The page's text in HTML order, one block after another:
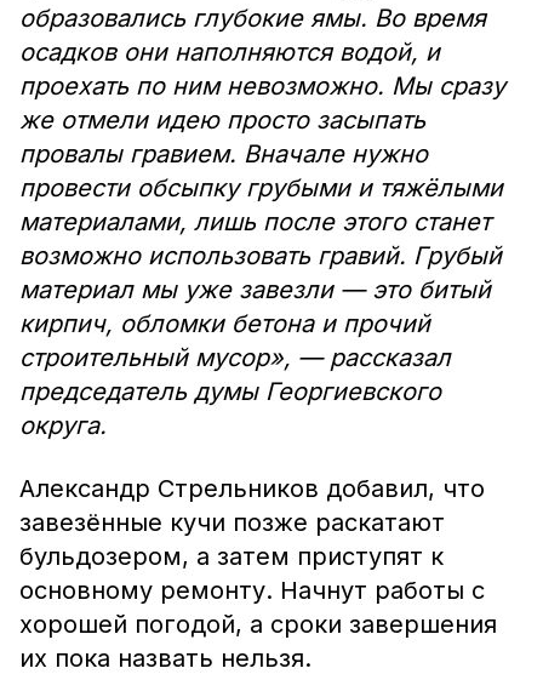
образовались глубокие ямы. Во время
осадков они наполняются водой, и
проехать по ним невозможно. Мы сразу
же отмели идею просто засыпать
провалы гравием. Вначале нужно
провести обсыпку грубыми и тяжёлыми
материалами, лишь после этого станет
возможно использовать гравий. Грубый
материал мы уже завезли — это битый
кирпич, обломки бетона и прочий
строительный мусор», — рассказал
председатель думы Георгиевского
округа.
Александр Стрельников добавил, что
завезённые кучи позже раскатают
бульдозером, а затем приступят к
основному ремонту. Начнут работы с
хорошей погодой, а сроки завершения
их пока назвать нельзя.